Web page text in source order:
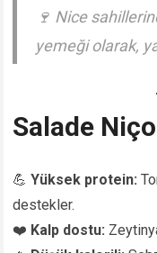
🍷 Nice
yemeği olarak,
Salade
💪Yüksek protein:
destekler.
❤️ Kalp dostu: